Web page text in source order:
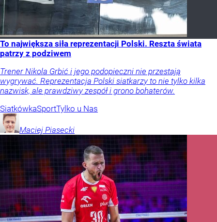
To największa siła reprezentacji Polski. Reszta świata
patrzy z podziwem
Trener Nikola Grbić i jego podopieczni nie przestają
wygrywać. Reprezentacja Polski siatkarzy to nie tylko kilka
nazwisk, ale prawdziwy zespół i grono bohaterów.
SiatkówkaSportTylko u Nas
Maciej Piasecki